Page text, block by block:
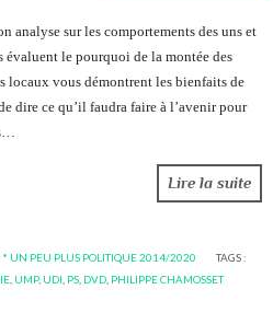
analyse sur les comportements des uns et
évaluent le pourquoi de la montée des
locaux vous démontrent les bienfaits de
dire ce qu’il faudra faire à l’avenir pour
Lire la suite
* UN PEU PLUS POLITIQUE 2014/2020
TAGS :
UMP, UDI PS DVD PHILIPPE CHAMOSSET